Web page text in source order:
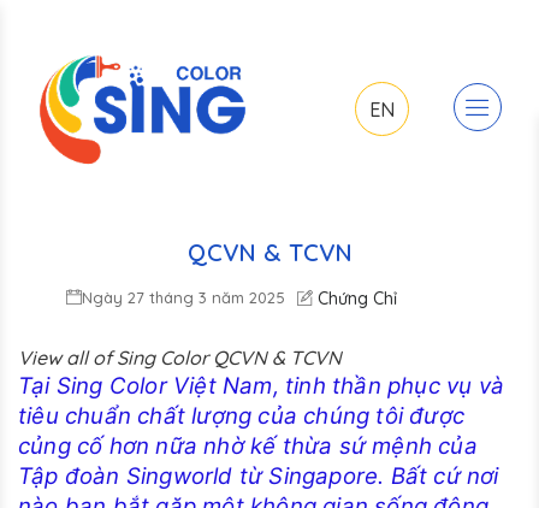
EN
QCVN & TCVN
Ngày 27 tháng 3 năm 2025 Chứng Chỉ
View all of Sing Color QCVN & TCVN
Tại Sing Color Việt Nam, tinh thần phục vụ và
tiêu chuẩn chất lượng của chúng tôi được
củng cố hơn nữa nhờ kế thừa sứ mệnh của
Tập đoàn Singworld từ Singapore. Bất cứ nơi